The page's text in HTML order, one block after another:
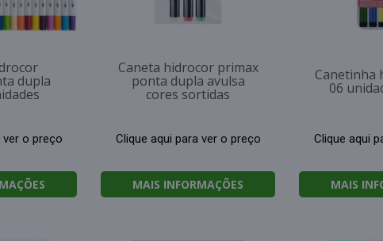
dupla
ver o preço
Caneta hidrocor primax
ponta dupla avulsa
cores sortidas
Clique aqui para ver o preço
MAIS INFORMAÇÕES
Canetinha
06
Clique aqui
MAIS